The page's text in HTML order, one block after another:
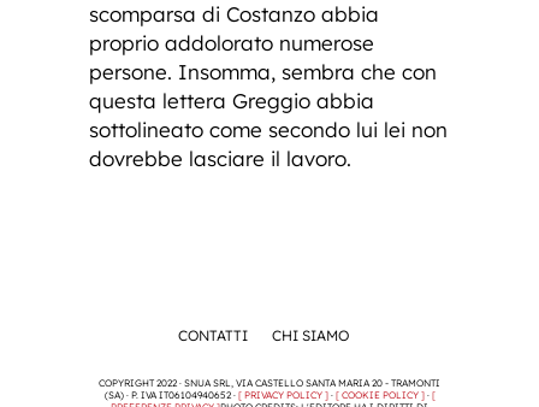
scomparsa di Costanzo abbia
proprio addolorato numerose
persone. Insomma, sembra che con
questa lettera Greggio abbia
sottolineato come secondo lui lei non
dovrebbe lasciare il lavoro.
CONTATTI CHI SIAMO
COPYRIGHT 2022 · SNUA SRL, VIA CASTELLO SANTA MARIA 20 - TRAMONTI
(SA) · P. IVA IT06104940652 · [ PRIVACY POLICY ]· [ COOKIE POLICY ]· [